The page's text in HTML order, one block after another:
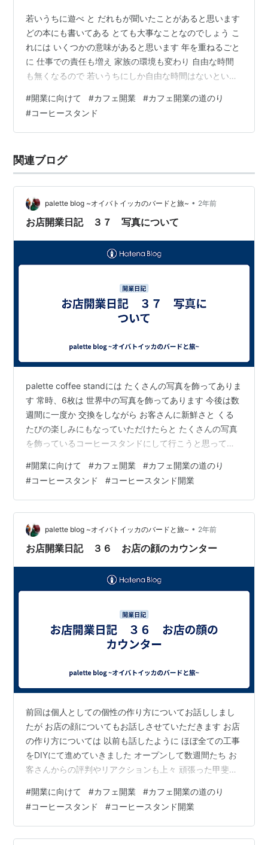
若いうちに遊べ と だれもが聞いたことがあると思います
どの本にも書いてある とても大事なことなのでしょう こ
れには いくつかの意味があると思います 年を重ねるごと
に 仕事での責任も増え 家族の環境も変わり 自由な時間
も無くなるので 若いうちにしか自由な時間はないという
くので どんどん経験を積み重ねた方がいい 若いうちに経
験の蓄積をしていこう という考え 大きく分けて このよ
うに分かれると思います 20代の頃 自分の周りにも 「若
わかいうちだけ」 「家族ができたらなにもできないか
ら」 と …
#開業に向けて #カフェ開業 #カフェ開業の道のり
#コーヒースタンド
関連ブログ
palette blog ~オイバトイッカのバードと旅~ • 2年前
お店開業日記 ３７ 写真について
palette coffee standには たくさんの写真を飾ってありま
す 常時、6枚は 世界中の写真を飾ってあります 今後は数
週間に一度か 交換をしながら お客さんに新鮮さと くる
たびの楽しみにもなっていただけたらと たくさんの写真
を飾っているコーヒースタンドにして行こうと思ってい
た 皆が考える永遠のテーマかなと思います バイヤー？？
情報発信？？ 他にも可能性はあるのかもしれませんが な
かなか難しそうなことも現実です 自分は自分のお店のた
めに 写真を撮ってきました シャッターを切った数は数え
切れないほど 現像できる写真は50枚以上にな…
#開業に向けて #カフェ開業 #カフェ開業の道のり
#コーヒースタンド #コーヒースタンド開業
palette blog ~オイバトイッカのバードと旅~ • 2年前
お店開業日記 ３６ お店の顔のカウンター
前回は個人としての個性の作り方についてお話ししまし
たが お店の顔についてもお話しさせていただきます お店
の作り方については 以前も話したように ほぼ全ての工事
をDIYにて進めていきました オープンして数週間たち お
客さんからの評判やリアクションも上々 頑張った甲斐が
DIYについての会話も広がり お店のキャラクターとして
もDIYという要素は入れれたかと思います ただ DIYとい
うのは 話す内容やお店に入ってからわかるものであって
第一印象という意味合いでは 正直、弱い というのが感想
#開業に向けて #カフェ開業 #カフェ開業の道のり
#コーヒースタンド #コーヒースタンド開業